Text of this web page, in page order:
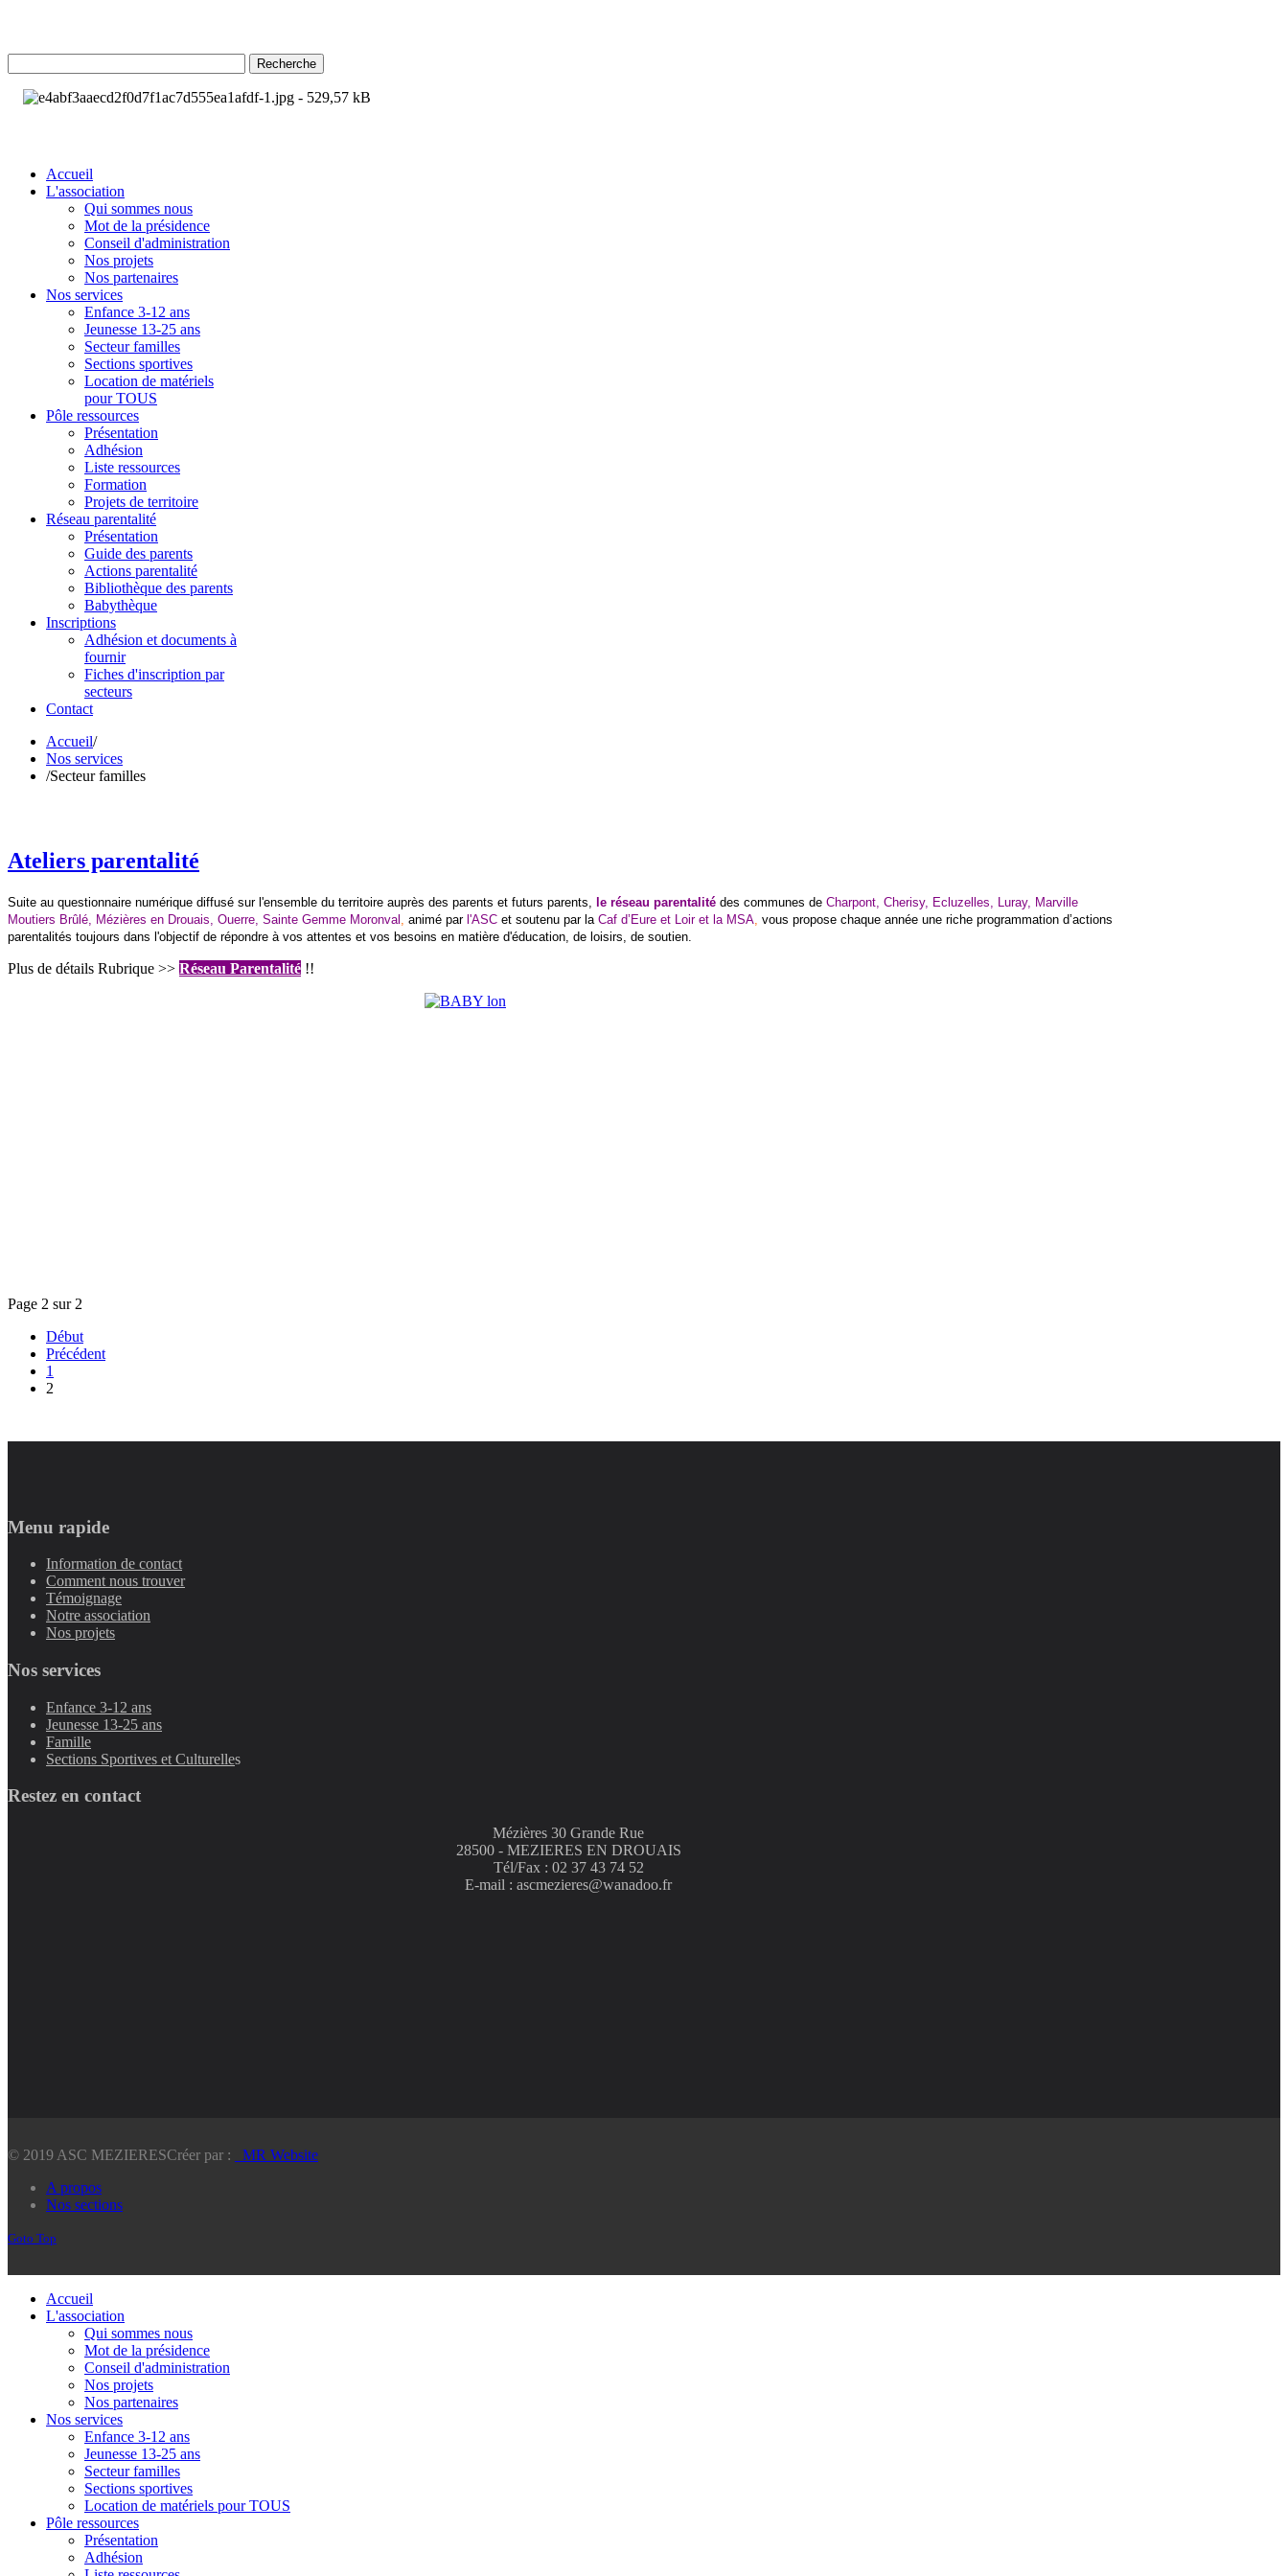
Recherche
Accueil
L'association
Qui sommes nous
Mot de la présidence
Conseil d'administration
Nos projets
Nos partenaires
Nos services
Enfance 3-12 ans
Jeunesse 13-25 ans
Secteur familles
Sections sportives
Location de matériels
pour TOUS
Pôle ressources
Présentation
Adhésion
Liste ressources
Formation
Projets de territoire
Réseau parentalité
Présentation
Guide des parents
Actions parentalité
Bibliothèque des parents
Babythèque
Inscriptions
Adhésion et documents à
fournir
Fiches d'inscription par
secteurs
Contact
Accueil/
Nos services
/Secteur familles
Ateliers parentalité
Suite au questionnaire numérique diffusé sur l'ensemble du territoire auprès des parents et futurs parents, le réseau parentalité des communes de Charpont, Cherisy, Ecluzelles, Luray, Marville
Moutiers Brûlé, Mézières en Drouais, Ouerre, Sainte Gemme Moronval
animé parl'ASC et soutenu par la Caf d’Eure et Loir et la MSA vous propose chaque année une riche programmation d’actions
parentalités toujours dans l'objectif de répondre à vos attentes et vos besoins en matière d'éducation, de loisirs, de soutien.
Plus de détails Rubrique >> Réseau Parentalité !!
Page 2 sur 2
Début
Précédent
1
2
Menu rapide
Information de contact
Comment nous trouver
Témoignage
Notre association
Nos projets
Nos services
Enfance 3-12 ans
Jeunesse 13-25 ans
Famille
Sections Sportives et Culturelles
Restez en contact
Mézières 30 Grande Rue
28500 - MEZIERES EN DROUAIS
Tél/Fax : 02 37 43 74 52
E-mail : ascmezieres@wanadoo.fr
© 2019 ASC MEZIERESCréer par :
_MR Website
A propos
Nos sections
Goto Top
Accueil
L'association
Qui sommes nous
Mot de la présidence
Conseil d'administration
Nos projets
Nos partenaires
Nos services
Enfance 3-12 ans
Jeunesse 13-25 ans
Secteur familles
Sections sportives
Location de matériels pour TOUS
Pôle ressources
Présentation
Adhésion